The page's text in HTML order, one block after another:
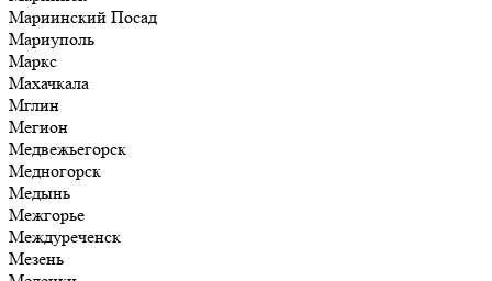
Мариинский Посад
Мариуполь
Маркс
Махачкала
Мглин
Мегион
Медвежьегорск
Медногорск
Медынь
Межгорье
Междуреченск
Мезень